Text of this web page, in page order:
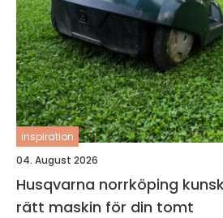
inspiration
04. August 2026
Husqvarna norrköping kunskap, service och
rätt maskin för din tomt